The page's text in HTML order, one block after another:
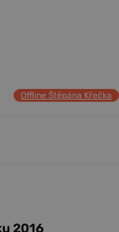
Offline Štěpána Křečka
2016